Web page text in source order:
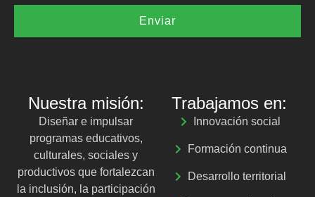
Enviar
Nuestra misión:
Diseñar e impulsar
programas educativos,
culturales, sociales y
productivos que fortalezcan
la inclusión, la participación
Trabajamos en:
Innovación social
Formación continua
Desarrollo territorial